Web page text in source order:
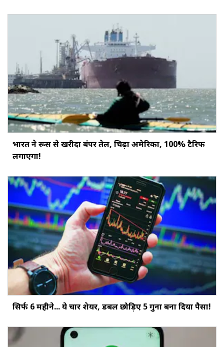
भारत ने रूस से खरीदा बंपर तेल, चिढ़ा अमेरिका, 100% टैरिफ
लगाएगा!
सिर्फ 6 महीने... ये चार शेयर, डबल छोड़‍िए 5 गुना बना दिया पैसा!